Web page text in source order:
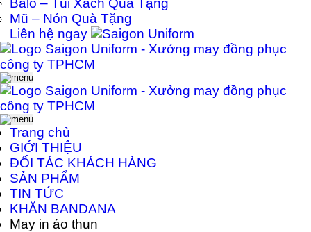
Balo – Túi Xách Quà Tặng
Mũ – Nón Quà Tặng
Liên hệ ngay
Trang chủ
GIỚI THIỆU
ĐỐI TÁC KHÁCH HÀNG
SẢN PHẨM
TIN TỨC
KHĂN BANDANA
May in áo thun